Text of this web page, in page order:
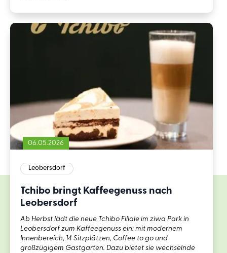
06.05.2026
Leobersdorf
Tchibo bringt Kaffeegenuss nach
Leobersdorf
Ab Herbst lädt die neue Tchibo Filiale im ziwa Park in
Leobersdorf zum Kaffeegenuss ein: mit modernem
Innenbereich, 14 Sitzplätzen, Coffee to go und
großzügigem Gastgarten. Dazu bietet sie wechselnde